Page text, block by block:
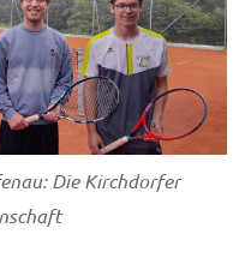
Die Kirchdorfer